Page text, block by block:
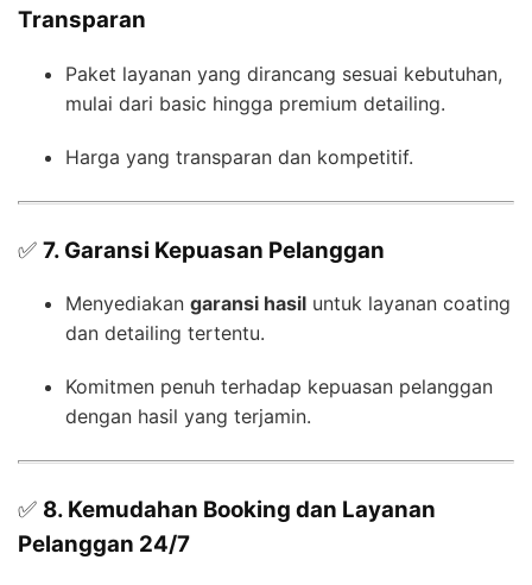
Transparan
Paket layanan yang dirancang sesuai kebutuhan,
mulai dari basic hingga premium detailing.
Harga yang transparan dan kompetitif.
✅ 7. Garansi Kepuasan Pelanggan
Menyediakan garansi hasil untuk layanan coating
dan detailing tertentu.
Komitmen penuh terhadap kepuasan pelanggan
dengan hasil yang terjamin.
✅ 8. Kemudahan Booking dan Layanan
Pelanggan 24/7